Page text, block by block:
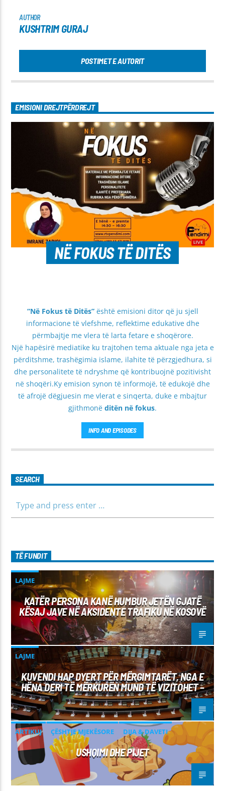
AUTHOR
KUSHTRIM GURAJ
POSTIMET E AUTORIT
EMISIONI DREJTPËRDREJT
NË FOKUS TË DITËS
“Në Fokus të Ditës”është emisioni ditor që ju sjell
informacione të vlefshme, reflektime edukative dhe
përmbajtje me vlera të larta fetare e shoqërore.
Një hapësirë mediatike ku trajtohen tema aktuale nga jeta e
përditshme, trashëgimia islame, ilahite të përzgjedhura, si
dhe personalitete të ndryshme që kontribuojnë pozitivisht
në shoqëri.Ky emision synon të informojë, të edukojë dhe
të afrojë dëgjuesin me vlerat e sinqerta, duke e mbajtur
gjithmonë ditën në fokus.
INFO AND EPISODES
SEARCH
TË FUNDIT
LAJME
KATËR PERSONA KANË HUMBUR JETËN GJATË
KËSAJ JAVE NË AKSIDENTE TRAFIKU NË KOSOVË
LAJME
KUVENDI HAP DYERT PËR MËRGIMTARËT, NGA E
HËNA DERI TË MËRKURËN MUND TË VIZITOHET –
ARTIKUJ ÇËSHTJE MJEKËSORE DIJA & DAVETI
USHQIMI DHE PIJET